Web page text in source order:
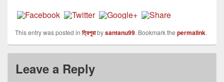
This entry was posted in ত্রিপুরাbysantanu99. Bookmark the permalink.
Leave a Reply